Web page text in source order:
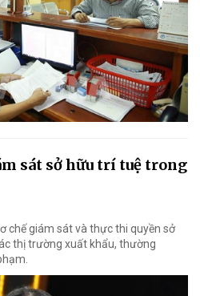
sát sở hữu trí tuệ trong
chế giám sát và thực thi quyền sở
thị trường xuất khẩu, thường